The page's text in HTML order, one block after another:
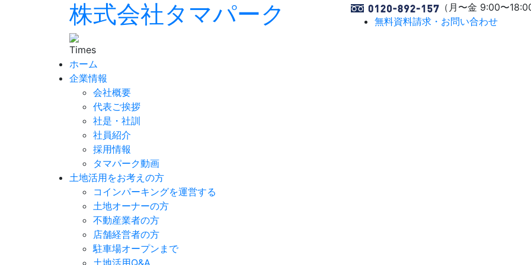
株式会社タマパーク
（月〜金 9:00〜
無料資料請求・お問い合わせ
ホーム
企業情報
会社概要
代表ご挨拶
社是・社訓
社員紹介
採用情報
タマパーク動画
土地活用をお考えの方
コインパーキングを運営する
土地オーナーの方
不動産業者の方
店舗経営者の方
駐車場オープンまで
土地活用Q&A